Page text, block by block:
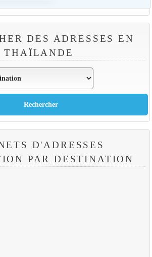
DES ADRESSES EN
THAÏLANDE
D'ADRESSES
PAR DESTINATION